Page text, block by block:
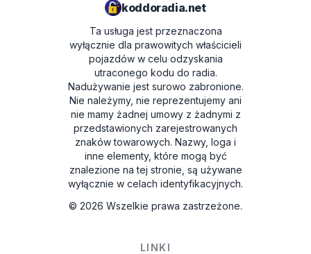
koddoradia.net
Ta usługa jest przeznaczona
wyłącznie dla prawowitych właścicieli
pojazdów w celu odzyskania
utraconego kodu do radia.
Nadużywanie jest surowo zabronione.
Nie należymy, nie reprezentujemy ani
nie mamy żadnej umowy z żadnymi z
przedstawionych zarejestrowanych
znaków towarowych. Nazwy, loga i
inne elementy, które mogą być
znalezione na tej stronie, są używane
wyłącznie w celach identyfikacyjnych.
© 2026 Wszelkie prawa zastrzeżone.
LINKI